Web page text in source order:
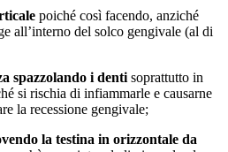
poiché così facendo, anziché
all’interno del solco gengivale (al di
spazzolando i denti soprattutto in
si rischia di infiammarle e causarne
la recessione gengivale;
la testina in orizzontale da